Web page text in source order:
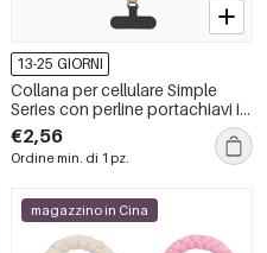
13-25 GIORNI
Collana per cellulare Simple
Series con perline portachiavi in
vetro di colori misti
€2,56
Ordine min. di 1 pz.
magazzino in Cina